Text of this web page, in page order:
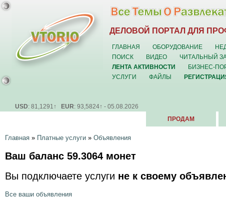
ДЕЛОВОЙ ПОРТАЛ ДЛЯ
ГЛАВНАЯ ОБОРУДОВАНИЕ
ПОИСК
ВИДЕО ЧИТАЛЬНЫЙ
ЛЕНТА АКТИВНОСТИ
БИЗНЕС-
УСЛУГИ
ФАЙЛЫ
USD: 81,1291↑ EUR: 93,5824↑ - 05.08.2026
ПРОДАМ
Главная » Платные услуги » Объявления
Ваш баланс 59.3064 монет
Вы подключаете услуги не к своему
Все ваши объявления